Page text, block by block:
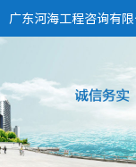
广东河海工程咨询有